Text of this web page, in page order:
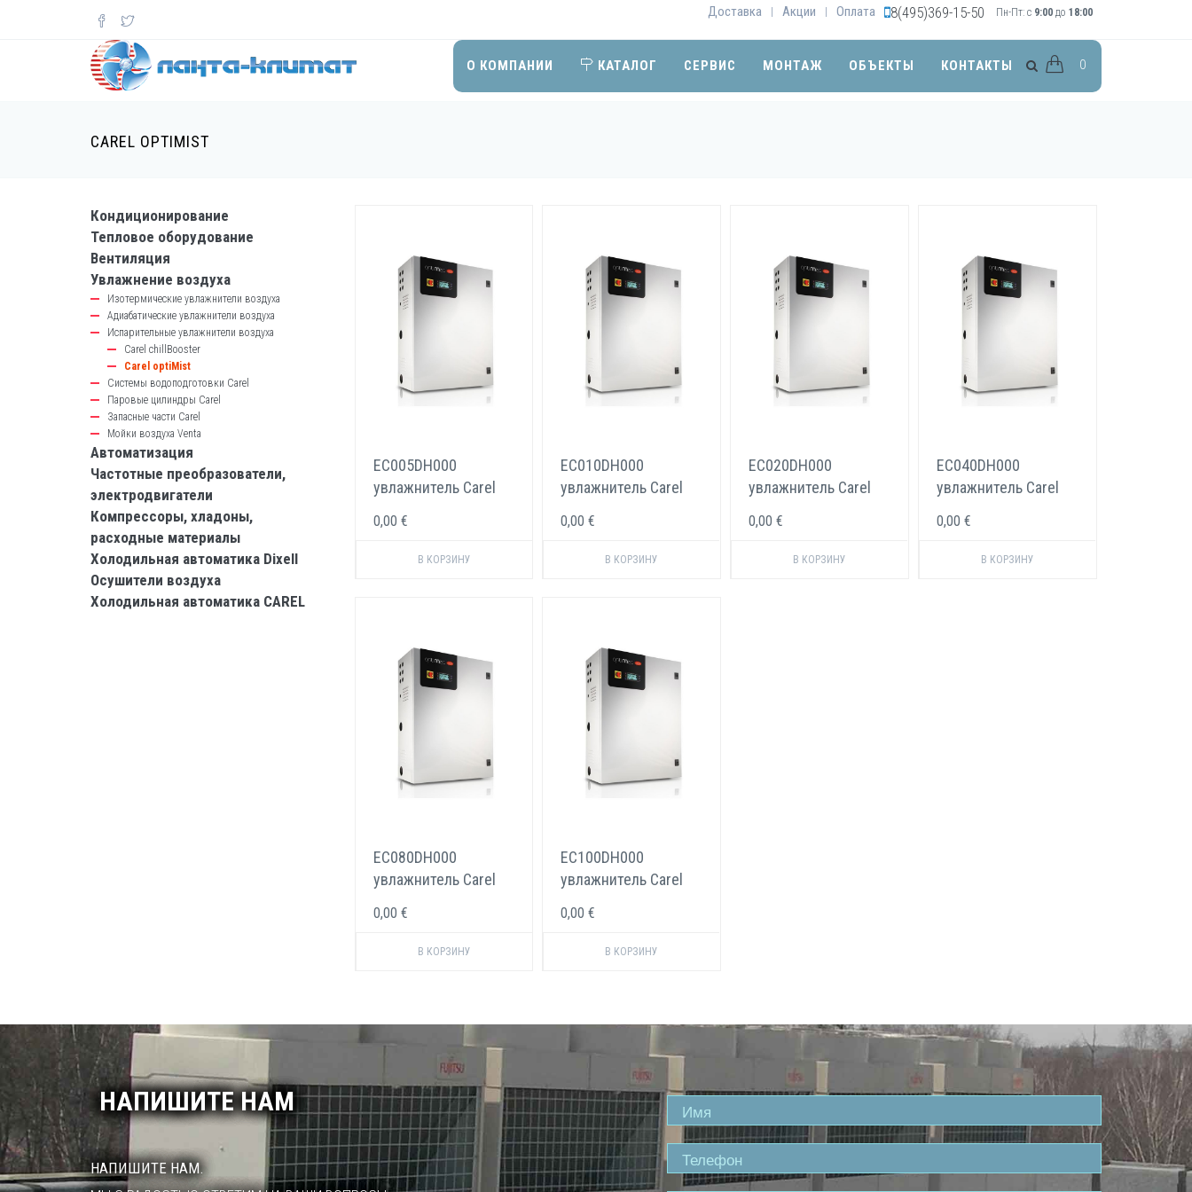
Доставка | Акции | Оплата 8(495)369-15-50 Пн-Пт: с 9:00 до 18:00
О КОМПАНИИ КАТАЛОГ СЕРВИС МОНТАЖ ОБЪЕКТЫ КОНТАКТЫ 0
CAREL OPTIMIST
catalog-
left-
block
Кондиционирование
Тепловое оборудование
Вентиляция
Увлажнение воздуха
Изотермические увлажнители воздуха
Адиабатические увлажнители воздуха
Испарительные увлажнители воздуха
Carel chillBooster
Carel optiMist
Системы водоподготовки Carel
Паровые цилиндры Carel
Запасные части Carel
Мойки воздуха Venta
Автоматизация
Частотные преобразователи,
электродвигатели
Компрессоры, хладоны,
расходные материалы
Холодильная автоматика Dixell
Осушители воздуха
Холодильная автоматика CAREL
EC005DH000
увлажнитель Carel
0,00 €
EC010DH000
увлажнитель Carel
0,00 €
EC020DH000
увлажнитель Carel
0,00 €
EC040DH000
увлажнитель Carel
0,00 €
EC080DH000
увлажнитель Carel
0,00 €
EC100DH000
увлажнитель Carel
0,00 €
НАПИШИТЕ НАМ
НАПИШИТЕ НАМ.
Name
Phone